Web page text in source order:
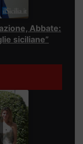
Abbate:
siciliane”